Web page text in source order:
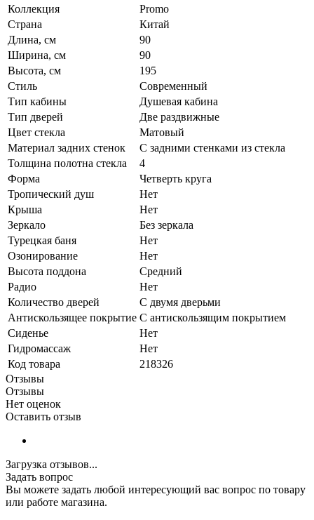
Коллекция
Promo
Страна
Китай
Длина, см
90
Ширина, см
90
Высота, см
195
Стиль
Современный
Тип кабины
Душевая кабина
Тип дверей
Две раздвижные
Цвет стекла
Матовый
Материал задних стенок
С задними стенками из стекла
Толщина полотна стекла
4
Форма
Четверть круга
Тропический душ
Нет
Крыша
Нет
Зеркало
Без зеркала
Турецкая баня
Нет
Озонирование
Нет
Высота поддона
Средний
Радио
Нет
Количество дверей
С двумя дверьми
Антискользящее покрытие С антискользящим покрытием
Сиденье
Нет
Гидромассаж
Нет
Код товара
218326
Отзывы
Отзывы
Нет оценок
Оставить отзыв
Загрузка отзывов...
Задать вопрос
Вы можете задать любой интересующий вас вопрос по товару
или работе магазина.